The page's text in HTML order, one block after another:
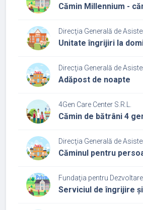
Cămin Millennium -
Direcţia Generală de
Unitate îngrijiri la
Direcţia Generală de
Adăpost de noapte
4Gen Care Center S.R.L.
Cămin de bătrâni 4
Direcţia Generală de
Căminul pentru
Fundaţia pentru
Serviciul de îngrijire